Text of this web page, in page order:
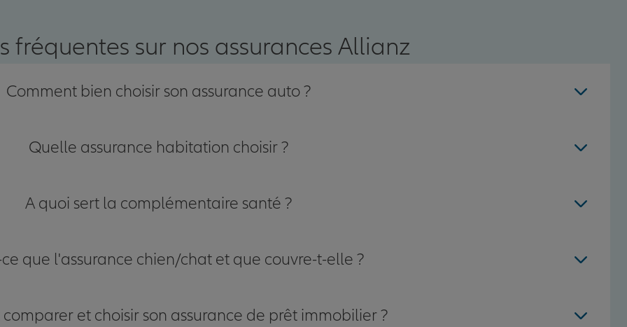
fréquentes sur nos assurances Allianz
Comment bien choisir son assurance auto ?
Quelle assurance habitation choisir ?
A quoi sert la complémentaire santé ?
que l'assurance chien/chat et que couvre-t-elle ?
et choisir son assurance de prêt immobilier ?